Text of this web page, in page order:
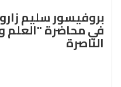
بروفيسور سليم
في محاضرة "العلم
الناصرة